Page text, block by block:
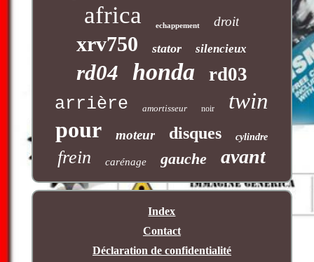
africa echappement droit
xrv750 stator silencieux
rd04 honda rd03
arrière amortisseur noir
twin
pour
moteur disques cylindre
frein carénage gauche avant
Index
Contact
Déclaration de confidentialité